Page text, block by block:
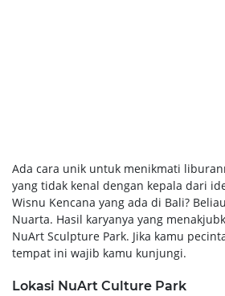
Ada cara unik untuk menikmati
yang tidak kenal dengan kepala dari
Wisnu Kencana yang ada di Bali?
Nuarta. Hasil karyanya yang
NuArt Sculpture Park. Jika kamu
tempat ini wajib kamu kunjungi.
Lokasi NuArt Culture Park